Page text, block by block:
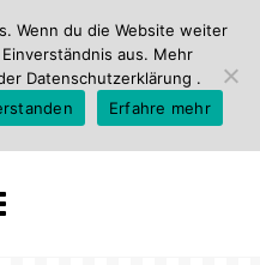
Wenn du die Website weiter
aus. Mehr
Datenschutzerklärung .
Erfahre mehr